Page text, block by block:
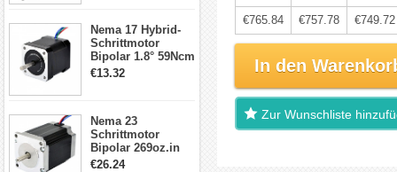
Schrittmotor
Nema 17 Hybrid-
Schrittmotor
Bipolar 1.8° 59Ncm
2A 4 Drähte mit 1m
€13.32
Nema 23
Schrittmotor
Bipolar 269oz.in
2,8A 57x57x76mm
€26.24
€765.84 €757.78 €749.72
In den
Zur Wunschliste